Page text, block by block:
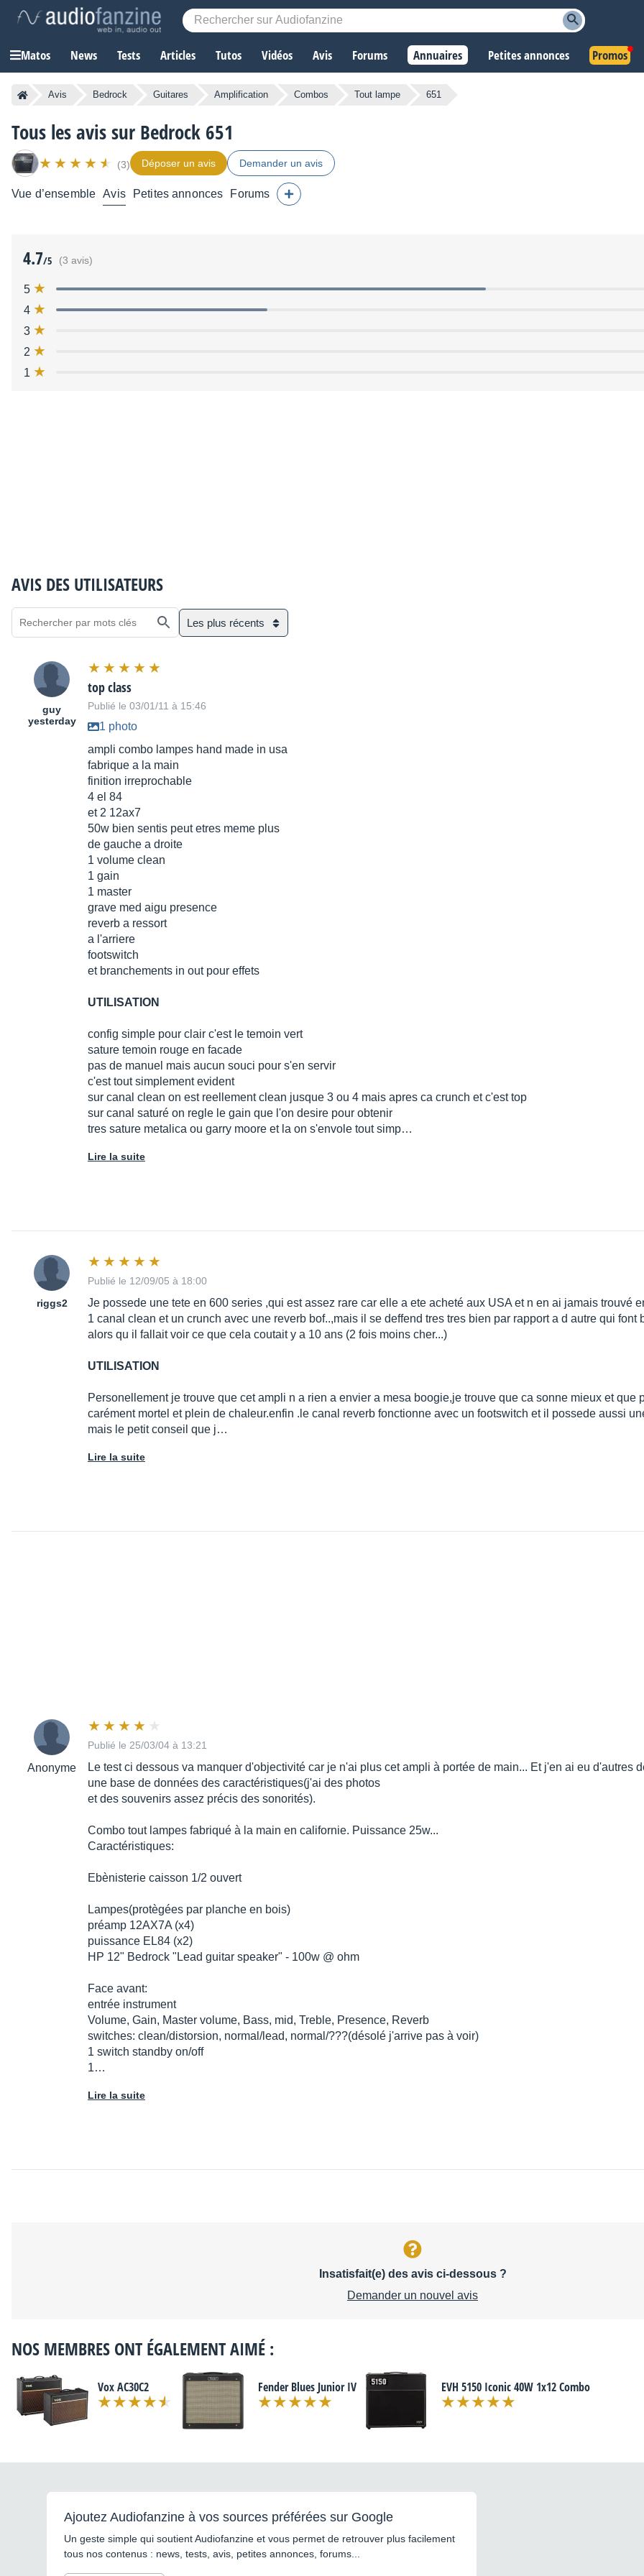
Matos News Tests Articles Tutos Vidéos Avis Forums Annuaires Petites annonces Promos
Avis Bedrock Guitares Amplification Combos Tout lampe 651
Tous les avis sur Bedrock 651
(3) Déposer un avis Demander un avis
Vue d’ensemble Avis Petites annonces Forums
4.7/5 (3 avis)
5
4
3
2
1
AVIS DES UTILISATEURS
Les plus récents
guy
yesterday
top class
Publié le 03/01/11 à 15:46
1 photo
ampli combo lampes hand made in usa
fabrique a la main
finition irreprochable
4 el 84
et 2 12ax7
50w bien sentis peut etres meme plus
de gauche a droite
1 volume clean
1 gain
1 master
grave med aigu presence
reverb a ressort
a l'arriere
footswitch
et branchements in out pour effets
UTILISATION
config simple pour clair c'est le temoin vert
sature temoin rouge en facade
pas de manuel mais aucun souci pour s'en servir
c'est tout simplement evident
sur canal clean on est reellement clean jusque 3 ou 4 mais apres ca crunch et c'est top
sur canal saturé on regle le gain que l'on desire pour obtenir
tres sature metalica ou garry moore et la on s'envole tout simp…
Lire la suite
riggs2
Publié le 12/09/05 à 18:00
Je possede une tete en 600 series ,qui est assez rare car elle a ete acheté aux USA et n en ai jamais trouvé
1 canal clean et un crunch avec une reverb bof..,mais il se deffend tres tres bien par rapport a d autre qui font
alors qu il fallait voir ce que cela coutait y a 10 ans (2 fois moins cher...)
UTILISATION
Personellement je trouve que cet ampli n a rien a envier a mesa boogie,je trouve que ca sonne mieux et que
carément mortel et plein de chaleur.enfin .le canal reverb fonctionne avec un footswitch et il possede aussi
mais le petit conseil que j…
Lire la suite
Anonyme
Publié le 25/03/04 à 13:21
Le test ci dessous va manquer d'objectivité car je n'ai plus cet ampli à portée de main... Et j'en ai eu d'autres
une base de données des caractéristiques(j'ai des photos
et des souvenirs assez précis des sonorités).
Combo tout lampes fabriqué à la main en californie. Puissance 25w...
Caractéristiques:
Ebènisterie caisson 1/2 ouvert
Lampes(protègées par planche en bois)
préamp 12AX7A (x4)
puissance EL84 (x2)
HP 12" Bedrock "Lead guitar speaker" - 100w @ ohm
Face avant:
entrée instrument
Volume, Gain, Master volume, Bass, mid, Treble, Presence, Reverb
switches: clean/distorsion, normal/lead, normal/???(désolé j'arrive pas à voir)
1 switch standby on/off
1…
Lire la suite
Insatisfait(e) des avis ci-dessous ?
Demander un nouvel avis
NOS MEMBRES ONT ÉGALEMENT AIMÉ :
Vox AC30C2 Fender Blues Junior IV EVH 5150 Iconic 40W 1x12 Combo
Ajoutez Audiofanzine à vos sources préférées sur Google
Un geste simple qui soutient Audiofanzine et vous permet de retrouver plus facilement
tous nos contenus : news, tests, avis, petites annonces, forums...